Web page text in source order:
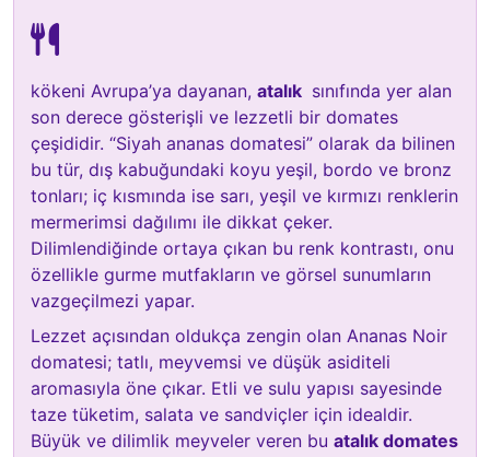
kökeni Avrupa’ya dayanan, atalık sınıfında yer alan
son derece gösterişli ve lezzetli bir domates
çeşididir. “Siyah ananas domatesi” olarak da bilinen
bu tür, dış kabuğundaki koyu yeşil, bordo ve bronz
tonları; iç kısmında ise sarı, yeşil ve kırmızı renklerin
mermerimsi dağılımı ile dikkat çeker.
Dilimlendiğinde ortaya çıkan bu renk kontrastı, onu
özellikle gurme mutfakların ve görsel sunumların
vazgeçilmezi yapar.
Lezzet açısından oldukça zengin olan Ananas Noir
domatesi; tatlı, meyvemsi ve düşük asiditeli
aromasıyla öne çıkar. Etli ve sulu yapısı sayesinde
taze tüketim, salata ve sandviçler için idealdir.
Büyük ve dilimlik meyveler veren bu atalık domates